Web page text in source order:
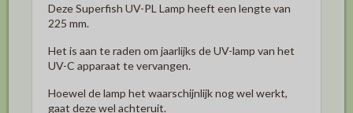
Deze Superfish UV-PL Lamp heeft een lengte van
225 mm.
Het is aan te raden om jaarlijks de UV-lamp van het
UV-C apparaat te vervangen.
Hoewel de lamp het waarschijnlijk nog wel werkt,
gaat deze wel achteruit.